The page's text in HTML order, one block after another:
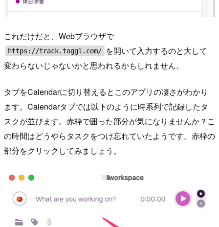
これだけだと、Webブラウザで
https://track.toggl.com/
を開いて入力するのと大して
変わらないじゃないかと思われるかもしれません。
タブをCalendarに切り替えるとこのアプリの凄さがわかり
ます。Calendarタブでは以下のように時系列で記録したタ
スクが並びます。赤枠で囲った部分が気になりませんか？こ
の時間はどうやらタスクをつけ忘れていたようです。赤枠の
部分をクリックしてみましょう。